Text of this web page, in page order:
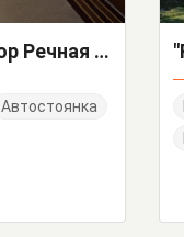
Частный сектор Речная 37/а
Автостоянка